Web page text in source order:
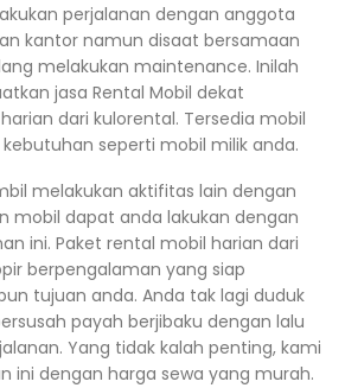
perjalanan dengan anggota
kantor namun disaat bersamaan
melakukan maintenance. Inilah
jasa Rental Mobil dekat
dari kulorental. Tersedia mobil
seperti mobil milik anda.
melakukan aktifitas lain dengan
mobil dapat anda lakukan dengan
ini. Paket rental mobil harian dari
berpengalaman yang siap
tujuan anda. Anda tak lagi duduk
payah berjibaku dengan lalu
Yang tidak kalah penting, kami
ini dengan harga sewa yang murah.